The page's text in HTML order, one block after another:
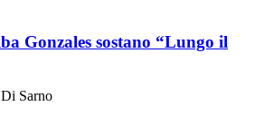
Gonzales sostano “Lungo il
Sarno